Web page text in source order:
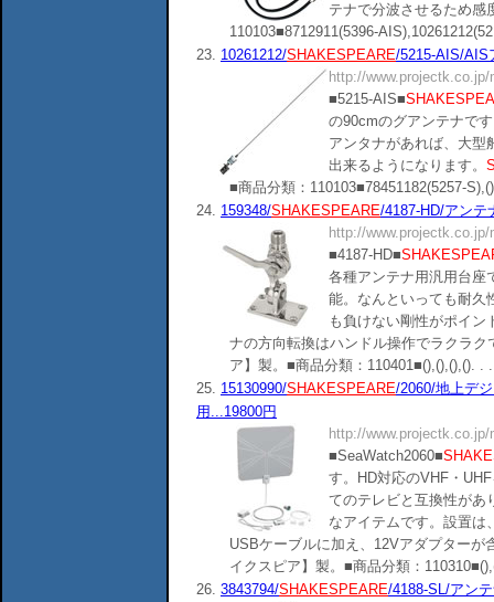
テナで分波させるため感
110103■8712911(5396-
23. 10261212/SHAKESPEARE/5215-AIS/AIS
http://
■5215-AIS■
の90cmのグアンテナで
アンタナがあれば、大型
出来るようになります。
■商品分類：110103■78451182(5257-
24. 159348/SHAKESPEARE/4187-HD/アンテ
http://
■4187-HD■
各種アンテナ用汎用台座
能。なんといっても耐久
も負けない剛性がポイン
ナの方向転換はハンドル操作でラクラク
ア】製。■商品分類：110401■(),(),(),(). . .
25. 15130990/SHAKESPEARE/2060/地上デ
用...19800円
http://
■SeaWatch2060■
す。HD対応のVHF・
てのテレビと互換性があ
なアイテムです。設置は
USBケーブルに加え、12Vアダプターが
イクスピア】製。■商品分類：
26. 3843794/SHAKESPEARE/4188-SL/アン